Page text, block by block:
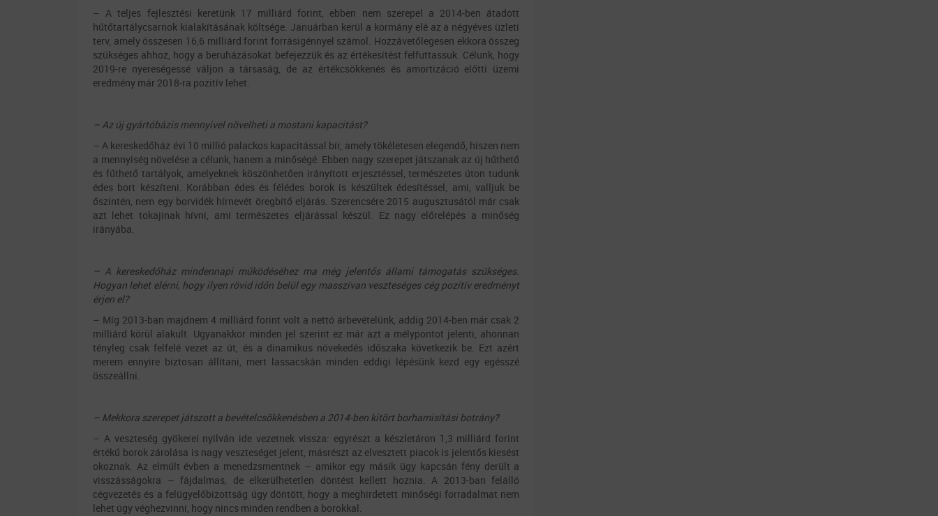
– A teljes fejlesztési keretünk 17 milliárd forint, ebben nem szerepel a 2014-ben átadott
hűtőtartálycsarnok kialakításának költsége. Januárban kerül a kormány elé az a négyéves üzleti
terv, amely összesen 16,6 milliárd forint forrásigénnyel számol. Hozzávetőlegesen ekkora összeg
szükséges ahhoz, hogy a beruházásokat befejezzük és az értékesítést felfuttassuk. Célunk, hogy
2019-re nyereségessé váljon a társaság, de az értékcsökkenés és amortizáció előtti üzemi
eredmény már 2018-ra pozitív lehet.
– Az új gyártóbázis mennyivel növelheti a mostani kapacitást?
– A kereskedőház évi 10 millió palackos kapacitással bír, amely tökéletesen elegendő, hiszen nem
a mennyiség növelése a célunk, hanem a minőségé. Ebben nagy szerepet játszanak az új hűthető
és fűthető tartályok, amelyeknek köszönhetően irányított erjesztéssel, természetes úton tudunk
édes bort készíteni. Korábban édes és félédes borok is készültek édesítéssel, ami, valljuk be
őszintén, nem egy borvidék hírnevét öregbítő eljárás. Szerencsére 2015 augusztusától már csak
azt lehet tokajinak hívni, ami természetes eljárással készül. Ez nagy előrelépés a minőség
irányába.
– A kereskedőház mindennapi működéséhez ma még jelentős állami támogatás szükséges.
Hogyan lehet elérni, hogy ilyen rövid időn belül egy masszívan veszteséges cég pozitív eredményt
érjen el?
– Míg 2013-ban majdnem 4 milliárd forint volt a nettó árbevételünk, addig 2014-ben már csak 2
milliárd körül alakult. Ugyanakkor minden jel szerint ez már azt a mélypontot jelenti, ahonnan
tényleg csak felfelé vezet az út, és a dinamikus növekedés időszaka következik be. Ezt azért
merem ennyire biztosan állítani, mert lassacskán minden eddigi lépésünk kezd egy egésszé
összeállni.
– Mekkora szerepet játszott a bevételcsökkenésben a 2014-ben kitört borhamisítási botrány?
– A veszteség gyökerei nyilván ide vezetnek vissza: egyrészt a készletáron 1,3 milliárd forint
értékű borok zárolása is nagy veszteséget jelent, másrészt az elvesztett piacok is jelentős kiesést
okoznak. Az elmúlt évben a menedzsmentnek – amikor egy másik ügy kapcsán fény derült a
visszásságokra – fájdalmas, de elkerülhetetlen döntést kellett hoznia. A 2013-ban felálló
cégvezetés és a felügyelőbizottság úgy döntött, hogy a meghirdetett minőségi forradalmat nem
lehet úgy véghezvinni, hogy nincs minden rendben a borokkal.